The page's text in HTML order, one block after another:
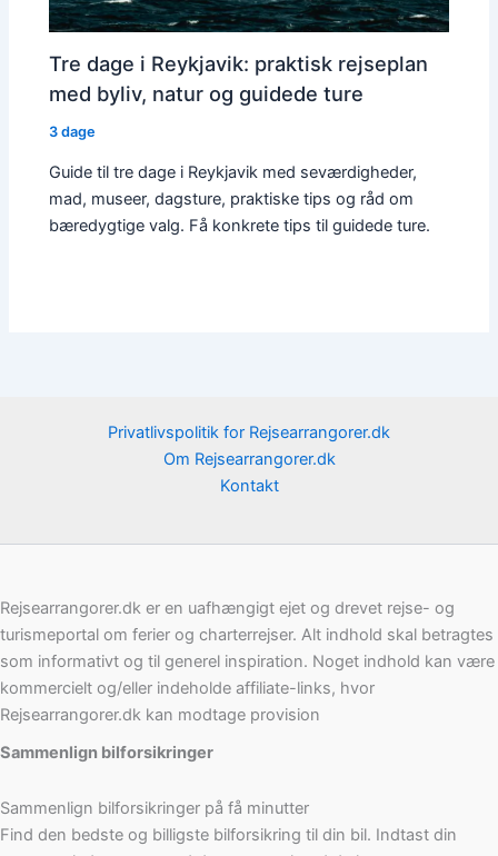
Tre dage i Reykjavik: praktisk rejseplan
med byliv, natur og guidede ture
3 dage
Guide til tre dage i Reykjavik med seværdigheder,
mad, museer, dagsture, praktiske tips og råd om
bæredygtige valg. Få konkrete tips til guidede ture.
Privatlivspolitik for Rejsearrangorer.dk
Om Rejsearrangorer.dk
Kontakt
Rejsearrangorer.dk er en uafhængigt ejet og drevet rejse- og
turismeportal om ferier og charterrejser. Alt indhold skal betragtes
som informativt og til generel inspiration. Noget indhold kan være
kommercielt og/eller indeholde affiliate-links, hvor
Rejsearrangorer.dk kan modtage provision
Sammenlign bilforsikringer
Sammenlign bilforsikringer på få minutter
Find den bedste og billigste bilforsikring til din bil. Indtast din